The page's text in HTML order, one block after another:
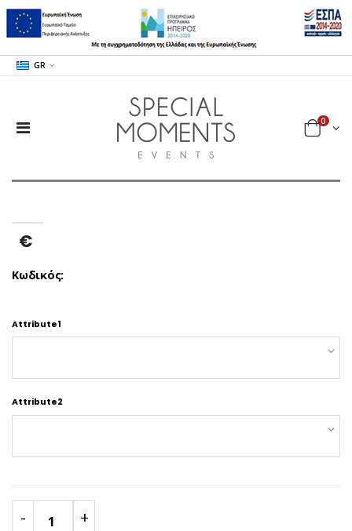
GR
0
€
Κωδικός:
Attribute1
Attribute2
- 1 +